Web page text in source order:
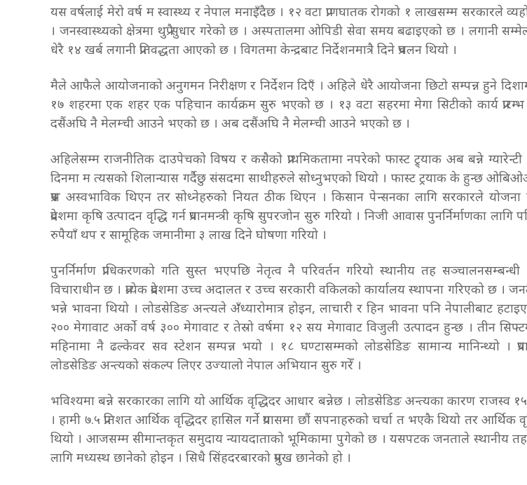
यस वर्षलाई मेरो वर्ष म स्वास्थ्य र नेपाल मनाइँदैछ । १२ वटा प्राणघातक रोगको १ लाखसम्म सरकारले
। जनस्वास्थ्यको क्षेत्रमा थुप्रै सुधार गरेको छ । अस्पतालमा ओपिडी सेवा समय बढाइएको छ । लगानी
धेरै १४ खर्ब लगानी प्रतिवद्धता आएको छ । विगतमा केन्द्रबाट निर्देशनमात्रै दिने प्रचलन थियो ।
मैले आफैले आयोजनाको अनुगमन निरीक्षण र निर्देशन दिएँ । अहिले धेरै आयोजना छिटो सम्पन्न हुने
१७ शहरमा एक शहर एक पहिचान कार्यक्रम सुरु भएको छ । १३ वटा सहरमा मेगा सिटीको कार्य
दसैंअघि नै मेलम्ची आउने भएको छ । अब दसैंअघि नै मेलम्ची आउने भएको छ ।
अहिलेसम्म राजनीतिक दाउपेचको विषय र कसैको प्राथमिकतामा नपरेको फास्ट ट्र्याक अब बन्ने
दिनमा म त्यसको शिलान्यास गर्दैछु संसदमा साथीहरुले सोध्नुभएको थियो । फास्ट ट्रयाक के हुन्छ
प्रश्न अस्वभाविक थिएन तर सोध्नेहरुको नियत ठीक थिएन । किसान पेन्सनका लागि सरकारले योजना
प्रदेशमा कृषि उत्पादन वृद्धि गर्न प्रधानमन्त्री कृषि सुपरजोन सुरु गरियो । निजी आवास पुनर्निर्माणका
रुपैयाँ थप र सामूहिक जमानीमा ३ लाख दिने घोषणा गरियो ।
पुनर्निर्माण प्राधिकरणको गति सुस्त भएपछि नेतृत्व नै परिवर्तन गरियो स्थानीय तह
विचाराधीन छ । प्रत्येक प्रदेशमा उच्च अदालत र उच्च सरकारी वकिलको कार्यालय स्थापना गरिएको छ ।
भन्ने भावना थियो । लोडसेडिङ अन्त्यले अँध्यारोमात्र होइन, लाचारी र हिन भावना पनि नेपालीबाट
२०० मेगावाट अर्को वर्ष ३०० मेगावाट र तेस्रो वर्षमा १२ सय मेगावाट विजुली उत्पादन हुन्छ । तीन
महिनामा नै ढल्केवर सव स्टेशन सम्पन्न भयो । १८ घण्टासम्मको लोडसेडिङ सामान्य मानिन्थ्यो ।
लोडसेडिङ अन्त्यको संकल्प लिएर उज्यालो नेपाल अभियान सुरु गरेँ ।
भविश्यमा बन्ने सरकारका लागि यो आर्थिक वृद्धिदर आधार बन्नेछ । लोडसेडिङ अन्त्यका कारण राजस्व
। हामी ७.५ प्रतिशत आर्थिक वृद्धिदर हासिल गर्ने प्रयासमा छौं सपनाहरुको चर्चा त भएकै थियो तर आर्थिक
थियो । आजसम्म सीमान्तकृत समुदाय न्यायदाताको भूमिकामा पुगेको छ । यसपटक जनताले स्थानीय
लागि मध्यस्थ छानेको होइन । सिधै सिंहदरबारको प्रमुख छानेको हो ।